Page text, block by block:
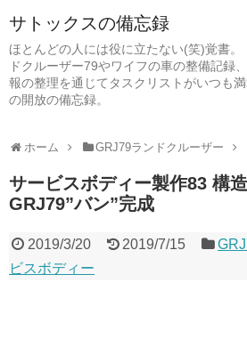
サトックスの備忘録
ほとんどの人には役に立たない(笑)覚書
ドクルーザー79やワイフの車の整備記録
報の整理を通じてタスクリストがいつも
の開放の備忘録。
ホーム GRJ79ランドクルーザー
サービスボディー製作83 構
GRJ79”バン”完成
2019/3/20 2019/7/15
ビスボディー